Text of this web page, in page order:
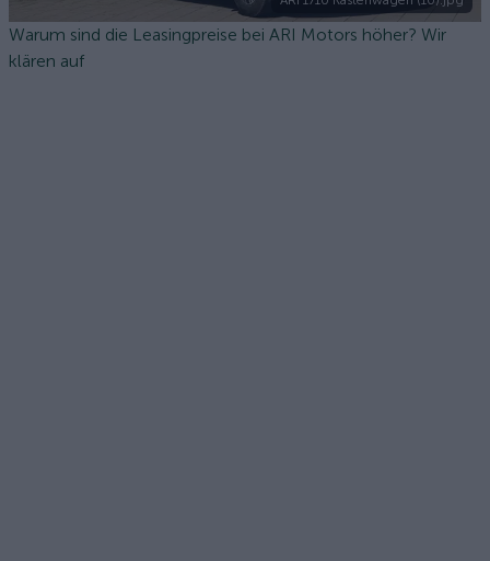
Warum sind die Leasingpreise bei ARI Motors höher? Wir
klären auf